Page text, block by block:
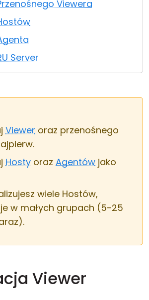
Viewera
Server
Viewer oraz przenośnego
Hosty oraz Agentów jako
wiele Hostów,
w małych grupach (5-25
Viewer